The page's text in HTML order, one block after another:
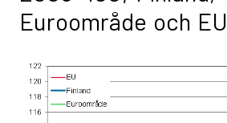
Euroområde och EU